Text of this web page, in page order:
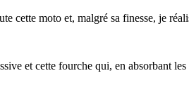
cette moto et, malgré sa finesse, je
et cette fourche qui, en absorbant